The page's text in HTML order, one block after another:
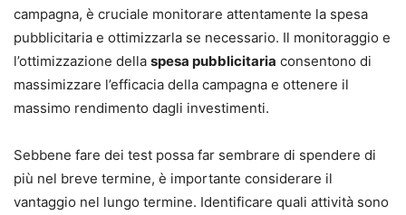
campagna, è cruciale monitorare attentamente la spesa
pubblicitaria e ottimizzarla se necessario. Il monitoraggio e
l’ottimizzazione della spesa pubblicitaria consentono di
massimizzare l’efficacia della campagna e ottenere il
massimo rendimento dagli investimenti.
Sebbene fare dei test possa far sembrare di spendere di
più nel breve termine, è importante considerare il
vantaggio nel lungo termine. Identificare quali attività sono